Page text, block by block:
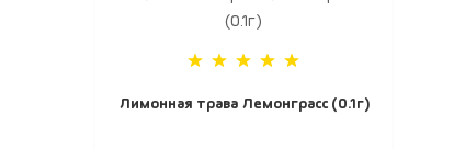
Лимонная трава Лемонграсс (0.1г)